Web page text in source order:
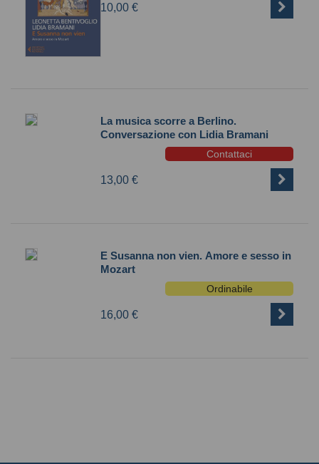
10,00 €
La musica scorre a Berlino.
Conversazione con Lidia Bramani
Contattaci
13,00 €
E Susanna non vien. Amore e sesso in
Mozart
Ordinabile
16,00 €